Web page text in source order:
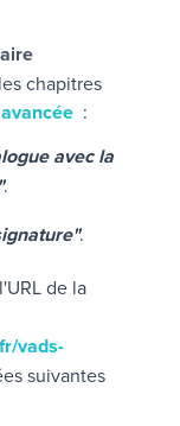
chapitres
:
avec la
.
.
de la
vads-
suivantes